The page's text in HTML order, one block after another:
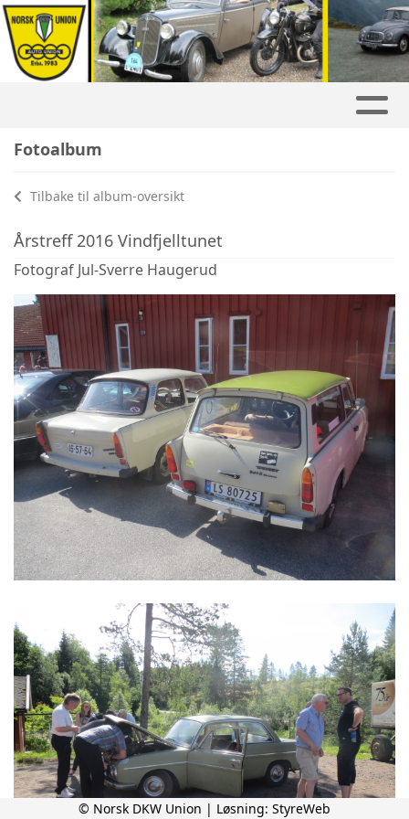
Fotoalbum
Tilbake til album-oversikt
Årstreff 2016 Vindfjelltunet
Fotograf Jul-Sverre Haugerud
© Norsk DKW Union | Løsning: StyreWeb